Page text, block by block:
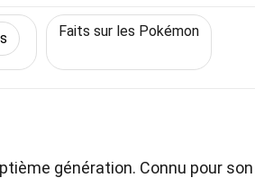
Faits sur les Pokémon
génération. Connu pour son